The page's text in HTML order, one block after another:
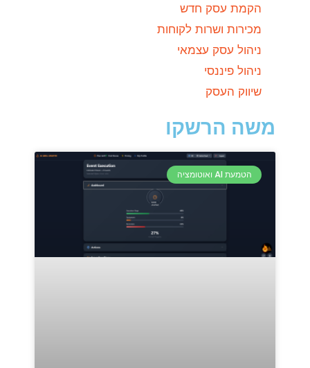
הקמת עסק חדש
מכירות ושרות לקוחות
ניהול עסק עצמאי
ניהול פיננסי
שיווק העסק
משה הרשקו
הטמעת AI ואוטומציה